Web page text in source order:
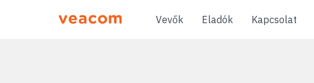
Vevők Eladók Kapcsolat